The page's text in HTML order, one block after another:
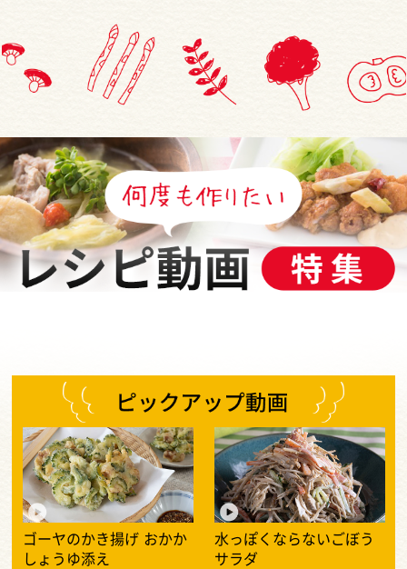
何度も作りたいレシピ動画大特集
ゴーヤのかき揚げ おかか
しょうゆ添え
水っぽくならないごぼう
サラダ